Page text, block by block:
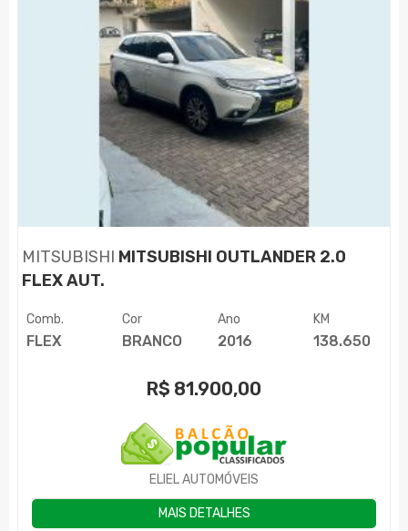
MITSUBISHI MITSUBISHI OUTLANDER 2.0
FLEX AUT.
Comb.
FLEX
Cor
BRANCO
Ano
2016
KM
138.650
R$ 81.900,00
ELIEL AUTOMÓVEIS
MAIS DETALHES